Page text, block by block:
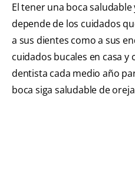
El tener una boca
depende de los cuidados
a sus dientes como a sus
cuidados bucales en casa y
dentista cada medio año
boca siga saludable de